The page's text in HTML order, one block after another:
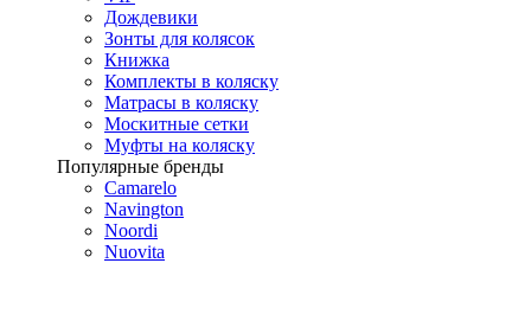
Дождевики
Зонты для колясок
Книжка
Комплекты в коляску
Матрасы в коляску
Москитные сетки
Муфты на коляску
Популярные бренды
Camarelo
Navington
Noordi
Nuovita